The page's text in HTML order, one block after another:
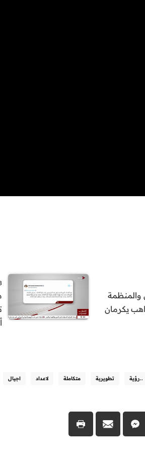
والمنظمة
يكرمان
..رؤية تطويرية متكاملة لاعداد اجيال